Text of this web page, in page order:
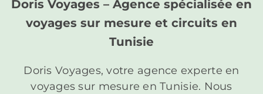
Doris Voyages – Agence spécialisée en
voyages sur mesure et circuits en
Tunisie
Doris Voyages, votre agence experte en
voyages sur mesure en Tunisie. Nous